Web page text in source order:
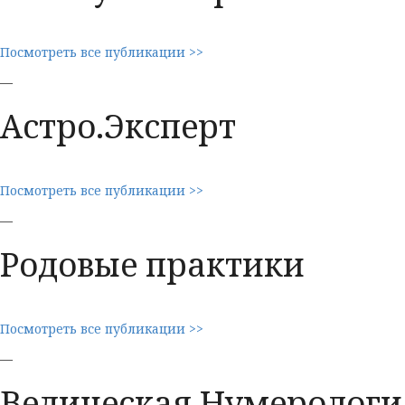
Посмотреть все публикации >>
—
Астро.Эксперт
Посмотреть все публикации >>
—
Родовые практики
Посмотреть все публикации >>
—